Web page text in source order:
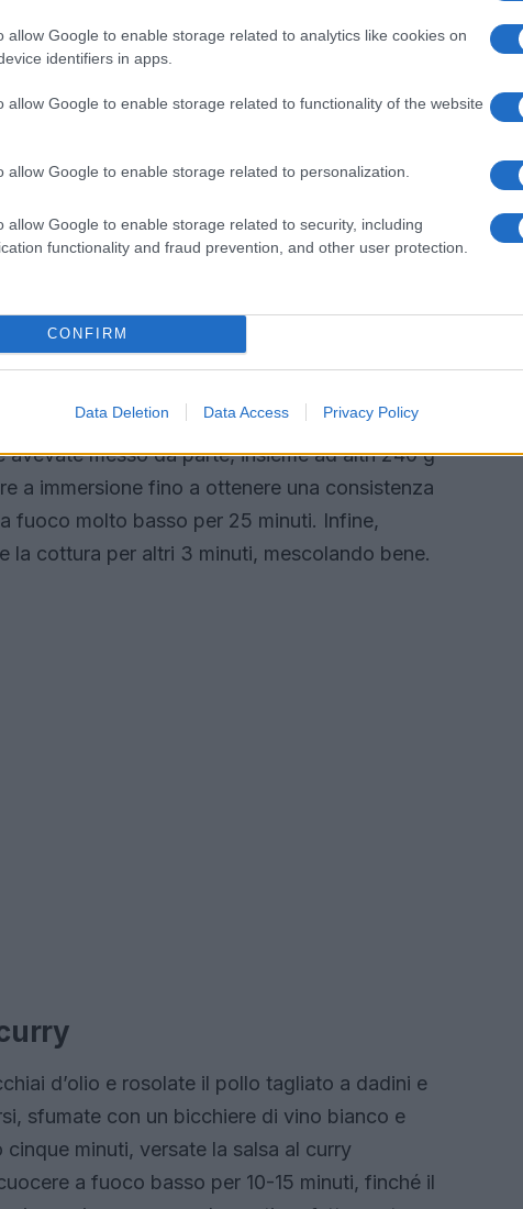
allow Google to enable storage related to analytics like cookies on
identifiers in apps.
allow Google to enable storage related to functionality of the website
allow Google to enable storage related to personalization.
allow Google to enable storage related to security, including
functionality and fraud prevention, and other user protection.
CONFIRM
Data Deletion Data Access Privacy Policy
salsa.
curry
gli scalogni tritati in un cucchiaio d’olio. Nel
un’incisione a croce sulla parte superiore,
in acqua fredda. Questo metodo
pelati, tagliateli a dadini e aggiungeteli
per circa 5 minuti, mescolando di tanto in
l’aglio e lo zenzero tritati, il
d’alloro. Cuocete a fuoco basso per 5 minuti,
Rimuovete la foglia d’alloro e
messo da parte, insieme ad altri 240 g
a immersione fino a ottenere una consistenza
fuoco molto basso per 25 minuti. Infine,
la cottura per altri 3 minuti, mescolando bene.
d’olio e rosolate il pollo tagliato a dadini e
sfumate con un bicchiere di vino bianco e
minuti, versate la salsa al curry
a fuoco basso per 10-15 minuti, finché il